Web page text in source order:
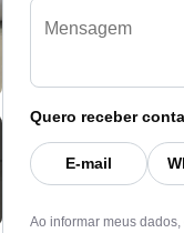
Quero receber
E-mail
Ao informar meus